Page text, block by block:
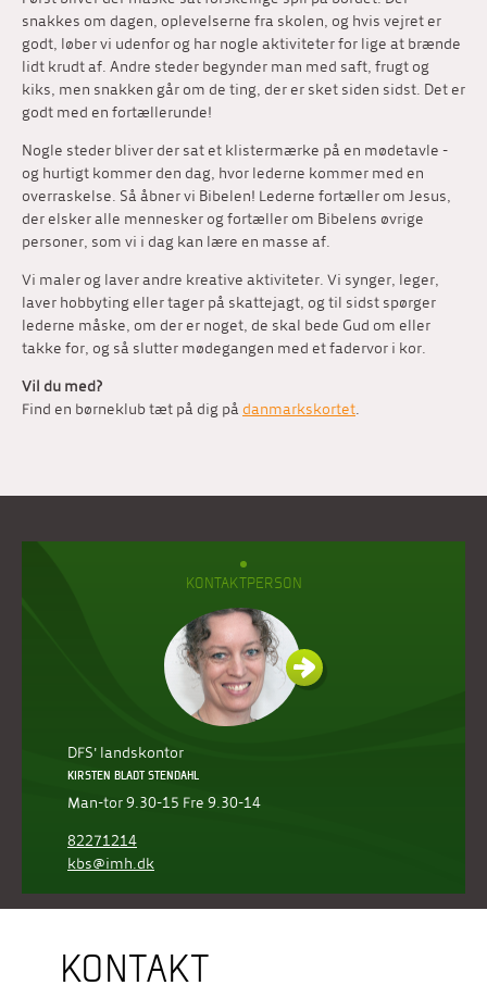
KONTAKTPERSON
DFS' landskontor
KIRSTEN BLADT STENDAHL
Man-tor 9.30-15 Fre 9.30-14
82271214
kbs@imh.dk
snakkes om dagen, oplevelserne fra skolen, og hvis vejret er
godt, løber vi udenfor og har nogle aktiviteter for lige at brænde
lidt krudt af. Andre steder begynder man med saft, frugt og
kiks, men snakken går om de ting, der er sket siden sidst. Det er
godt med en fortællerunde!
Nogle steder bliver der sat et klistermærke på en mødetavle -
og hurtigt kommer den dag, hvor lederne kommer med en
overraskelse. Så åbner vi Bibelen! Lederne fortæller om Jesus,
der elsker alle mennesker og fortæller om Bibelens øvrige
personer, som vi i dag kan lære en masse af.
Vi maler og laver andre kreative aktiviteter. Vi synger, leger,
laver hobbyting eller tager på skattejagt, og til sidst spørger
lederne måske, om der er noget, de skal bede Gud om eller
takke for, og så slutter mødegangen med et fadervor i kor.
Vil du med?
Find en børneklub tæt på dig pådanmarkskortet.
KONTAKT